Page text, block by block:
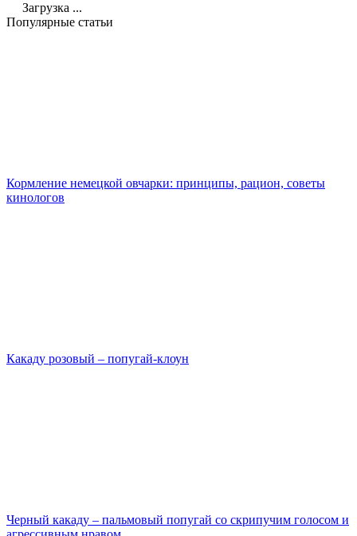
Загрузка ...
Популярные статьи
Кормление немецкой овчарки: принципы, рацион, советы
кинологов
Какаду розовый – попугай-клоун
Черный какаду – пальмовый попугай со скрипучим голосом и